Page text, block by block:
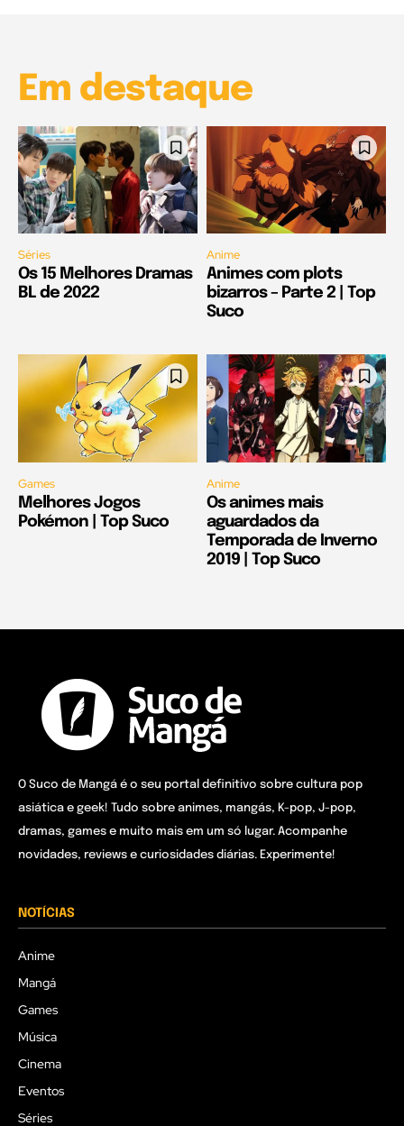
Em destaque
Séries
Os 15 Melhores Dramas
BL de 2022
Anime
Animes com plots
bizarros – Parte 2 | Top
Suco
Games
Melhores Jogos
Pokémon | Top Suco
Anime
Os animes mais
aguardados da
Temporada de Inverno
2019 | Top Suco
O Suco de Mangá é o seu portal definitivo sobre cultura pop
asiática e geek! Tudo sobre animes, mangás, K-pop, J-pop,
dramas, games e muito mais em um só lugar. Acompanhe
novidades, reviews e curiosidades diárias. Experimente!
NOTÍCIAS
Anime
Mangá
Games
Música
Cinema
Eventos
Séries